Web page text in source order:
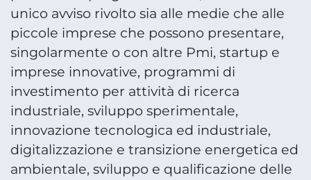
unico avviso rivolto sia alle medie che alle
piccole imprese che possono presentare,
singolarmente o con altre Pmi, startup e
imprese innovative, programmi di
investimento per attività di ricerca
industriale, sviluppo sperimentale,
innovazione tecnologica ed industriale,
digitalizzazione e transizione energetica ed
ambientale, sviluppo e qualificazione delle